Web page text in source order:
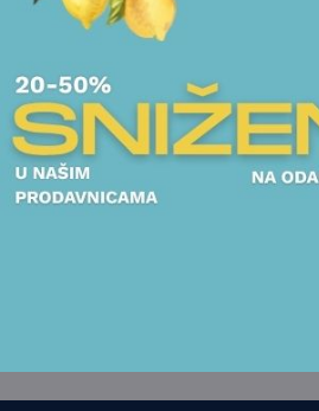
ČAŠE ZA KOKTELE
ČAŠA PADERNO - LIVING
1.813,00RSD